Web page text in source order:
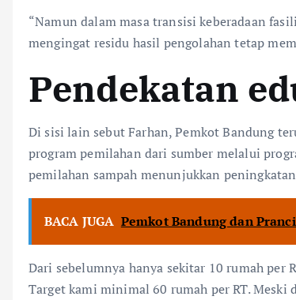
“Namun dalam masa transisi keberadaan
mengingat residu hasil pengolahan tetap
Pendekatan
Di sisi lain sebut Farhan, Pemkot Bandung
program pemilahan dari sumber melalui
pemilahan sampah menunjukkan
BACA JUGA Pemkot Bandung dan
Dari sebelumnya hanya sekitar 10 rumah
Target kami minimal 60 rumah per RT. Meski